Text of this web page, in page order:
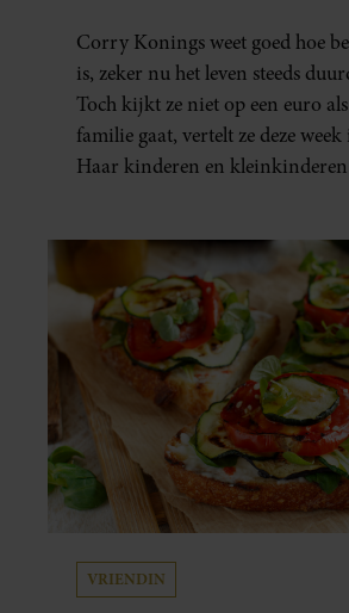
Corry Konings weet goed hoe
is, zeker nu het leven steeds
Toch kijkt ze niet op een euro
familie gaat, vertelt ze deze
Haar kinderen en kleinkinderen
VRIENDIN